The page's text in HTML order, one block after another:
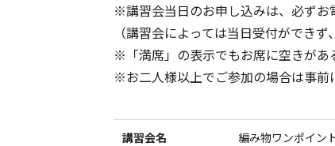
※講習会当日のお申し込みは、必ずお
（講習会によっては当日受付ができ
※「満席」の表示でもお席に空きがあ
※お二人様以上でご参加の場合は事前
講習会名 編み物ワンポイン